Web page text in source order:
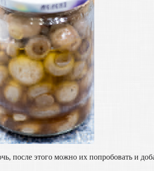
после этого можно их попробовать и